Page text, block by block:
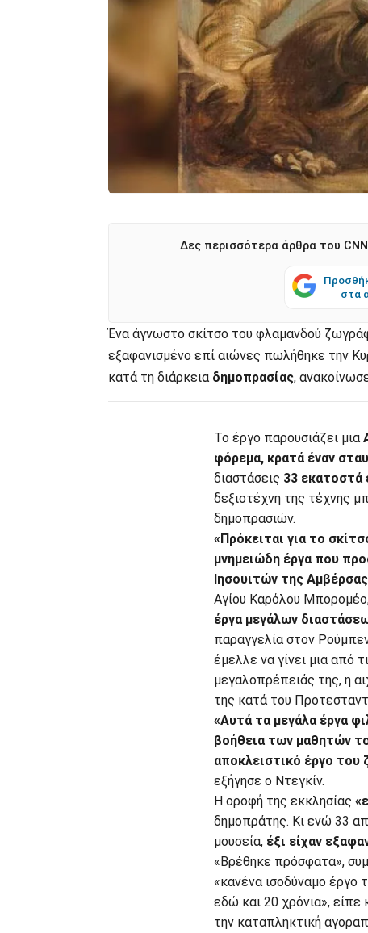
Δες περισσότερα άρθρα του
στα
Ένα άγνωστο σκίτσο του φλαμανδού
εξαφανισμένο επί αιώνες πωλήθηκε την
κατά τη διάρκεια δημοπρασίας,
Το έργο παρουσιάζει μια
φόρεμα, κρατά έναν
διαστάσεις 33 εκατοστά
δεξιοτέχνη της τέχνης
δημοπρασιών.
«Πρόκειται για το
μνημειώδη έργα που
Ιησουιτών της
Αγίου Καρόλου
έργα μεγάλων
παραγγελία στον
έμελλε να γίνει μια από
μεγαλοπρέπειάς της, η
της κατά του
«Αυτά τα μεγάλα έργα
βοήθεια των μαθητών
αποκλειστικό έργο του
εξήγησε ο Ντεγκίν.
Η οροφή της εκκλησίας
δημοπράτης. Κι ενώ 33
μουσεία,έξι είχαν
«Βρέθηκε πρόσφατα»,
«κανένα ισοδύναμο έργο
εδώ και 20 χρόνια», είπε
την καταπληκτική